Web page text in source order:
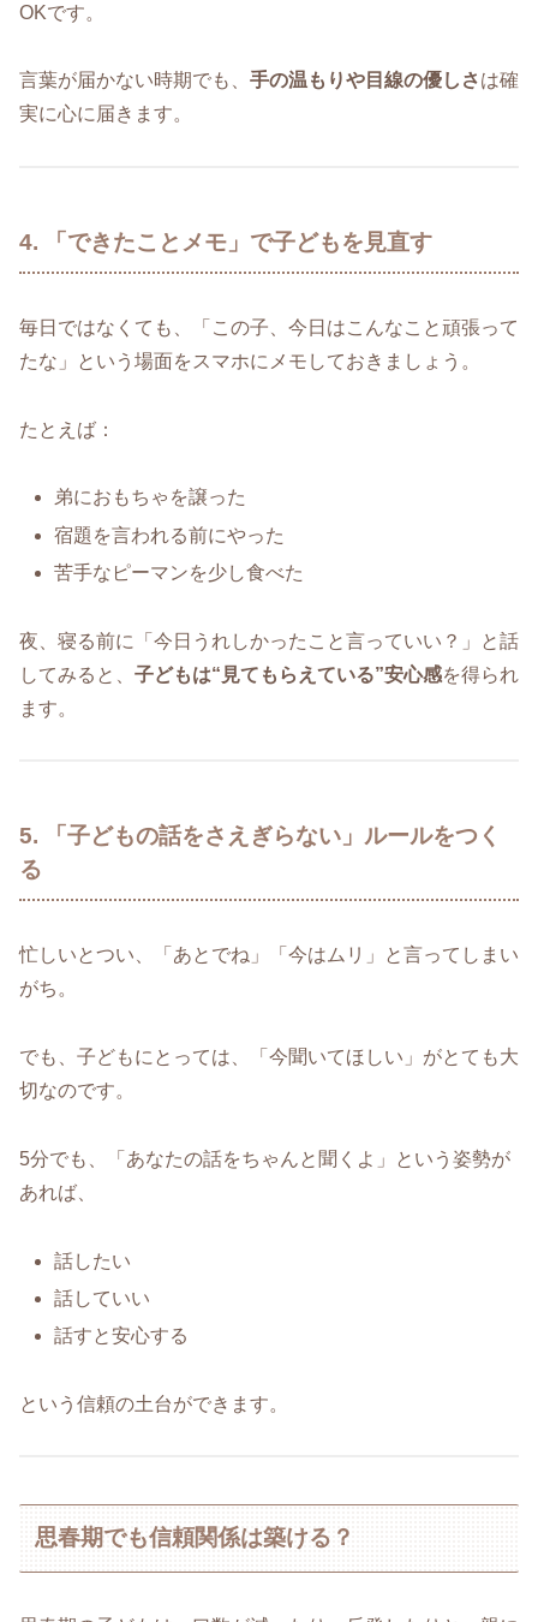
OKです。
言葉が届かない時期でも、 手の温もりや目線の優しさは確
実に心に届きます。
4. 「できたことメモ」で子どもを見直す
毎日ではなくても、「この子、今日はこんなこと頑張って
たな」という場面をスマホにメモしておきましょう。
たとえば：
弟におもちゃを譲った
宿題を言われる前にやった
苦手なピーマンを少し食べた
夜、寝る前に「今日うれしかったこと言っていい？」と話
してみると、 子どもは“見てもらえている”安心感を得られ
ます。
5. 「子どもの話をさえぎらない」ルールをつく
る
忙しいとつい、「あとでね」「今はムリ」と言ってしまい
がち。
でも、子どもにとっては、「今聞いてほしい」がとても大
切なのです。
5分でも、「あなたの話をちゃんと聞くよ」という姿勢が
あれば、
話したい
話していい
話すと安心する
という信頼の土台ができます。
思春期でも信頼関係は築ける？